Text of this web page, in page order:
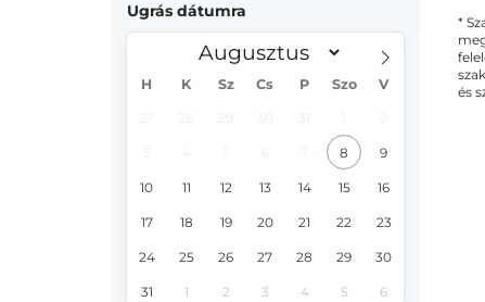
Ugrás dátumra
H K Sz Cs P Szo V
8 9
10 11 12 13 14 15 16
17 18 19 20 21 22 23
24 25 26 27 28 29 30
31 1 2 3 4 5 6
*
és